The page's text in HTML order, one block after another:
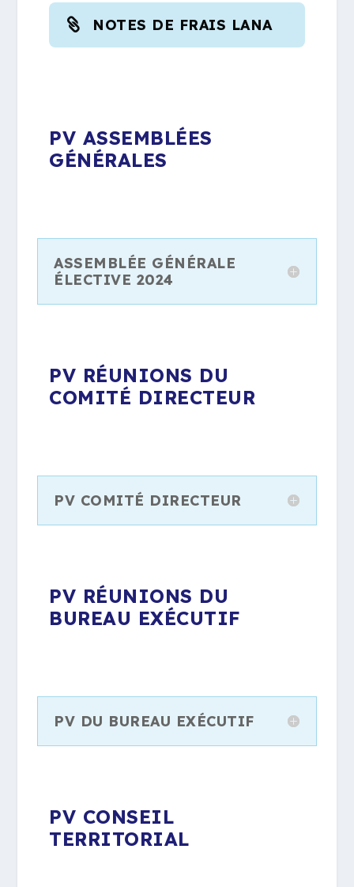
NOTES DE FRAIS LANA
PV ASSEMBLÉES
GÉNÉRALES
ASSEMBLÉE GÉNÉRALE
ÉLECTIVE 2024
PV RÉUNIONS DU
COMITÉ DIRECTEUR
PV COMITÉ DIRECTEUR
PV RÉUNIONS DU
BUREAU EXÉCUTIF
PV DU BUREAU EXÉCUTIF
PV CONSEIL
TERRITORIAL